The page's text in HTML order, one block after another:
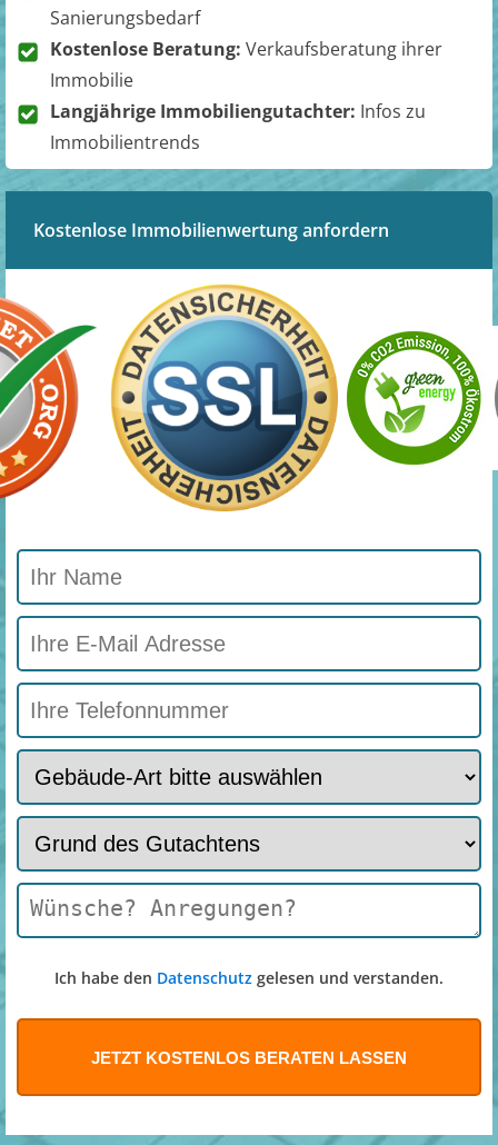
Sanierungsbedarf
Kostenlose Beratung: Verkaufsberatung ihrer
Immobilie
Langjährige Immobiliengutachter: Infos zu
Immobilientrends
Kostenlose Immobilienwertung anfordern
Ich habe den Datenschutz gelesen und verstanden.